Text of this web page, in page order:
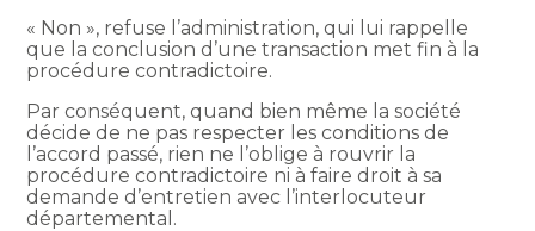
« Non », refuse l’administration, qui lui rappelle
que la conclusion d’une transaction met fin à la
procédure contradictoire.
Par conséquent, quand bien même la société
décide de ne pas respecter les conditions de
l’accord passé, rien ne l’oblige à rouvrir la
procédure contradictoire ni à faire droit à sa
demande d’entretien avec l’interlocuteur
départemental.